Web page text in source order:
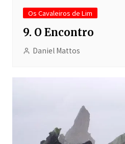
Os Cavaleiros de Lim
9. O Encontro
Daniel Mattos